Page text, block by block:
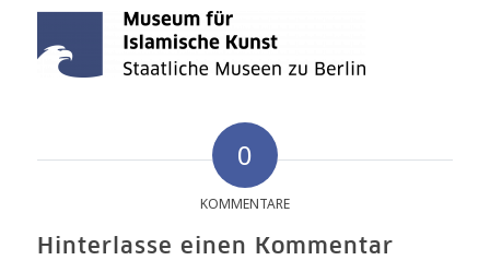
0
KOMMENTARE
Hinterlasse einen Kommentar